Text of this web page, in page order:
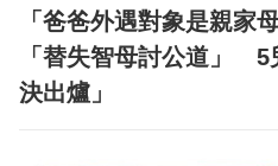
「爸爸外遇對象是親家
「替失智母討公道」 5
決出爐」